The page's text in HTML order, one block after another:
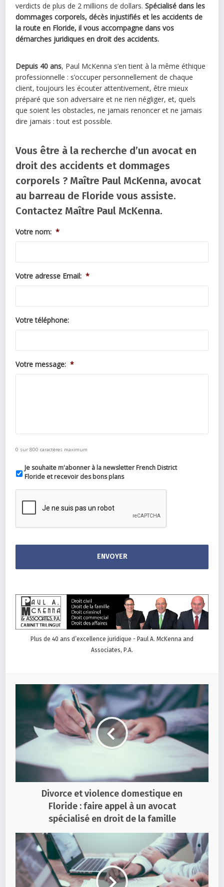
verdicts de plus de 2 millions de dollars.Spécialisé dans les
dommages corporels, décès injustifiés et les accidents de
la route en Floride, il vous accompagne dans vos
démarches juridiques en droit des accidents.
Depuis 40 ans, Paul McKenna s’en tient à la même éthique
professionnelle : s’occuper personnellement de chaque
client, toujours les écouter attentivement, être mieux
préparé que son adversaire et ne rien négliger, et, quels
que soient les obstacles, ne jamais renoncer et ne jamais
dire jamais : tout est possible.
Vous être à la recherche d’un avocat en
droit des accidents et dommages
corporels ? Maître Paul McKenna, avocat
au barreau de Floride vous assiste.
Contactez Maître Paul McKenna.
Votre nom: *
Votre adresse Email: *
Votre téléphone:
Votre message: *
0 sur 800 caractères maximum
Je souhaite m'abonner à la newsletter French District
Floride et recevoir des bons plans
Plus de 40 ans d’excellence juridique - Paul A. McKenna and
Associates, P.A.
Divorce et violence domestique en
Floride : faire appel à un avocat
spécialisé en droit de la famille